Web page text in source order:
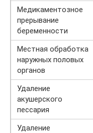
Медикаментозное
прерывание
беременности
Местная обработка
наружных половых
органов
Удаление
акушерского
пессария
Удаление